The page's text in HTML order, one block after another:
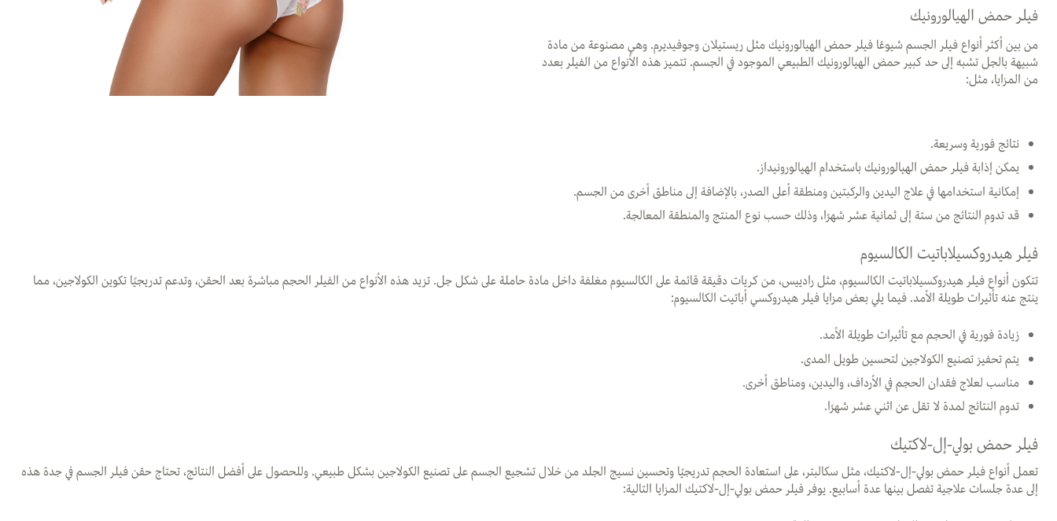
فيلر حمض الهيالورونيك
من بين أكثر أنواع فيلر الجسم شيوعًا فيلر حمض الهيالورونيك مثل ريستيلان وجوفيديرم. وهي مصنوعة من مادة
شبيهة بالجل تشبه إلى حد كبير حمض الهيالورونيك الطبيعي الموجود في الجسم. تتميز هذه الأنواع من الفيلر بعدد
من المزايا، مثل:
نتائج فورية وسريعة.
يمكن إذابة فيلر حمض الهيالورونيك باستخدام الهيالورونيداز.
إمكانية استخدامها في علاج اليدين والركبتين ومنطقة أعلى الصدر، بالإضافة إلى مناطق أخرى من الجسم.
قد تدوم النتائج من ستة إلى ثمانية عشر شهرًا، وذلك حسب نوع المنتج والمنطقة المعالجة.
فيلر هيدروكسيلاباتيت الكالسيوم
تتكون أنواع فيلر هيدروكسيلاباتيت الكالسيوم، مثل رادييس، من كريات دقيقة قائمة على الكالسيوم مغلفة داخل مادة حاملة على شكل جل. تزيد هذه الأنواع من الفيلر الحجم مباشرة بعد الحقن، وتدعم تدريجيًا تكوين الكولاجين، مما
ينتج عنه تأثيرات طويلة الأمد. فيما يلي بعض مزايا فيلر هيدروكسي أباتيت الكالسيوم:
زيادة فورية في الحجم مع تأثيرات طويلة الأمد.
يتم تحفيز تصنيع الكولاجين لتحسين طويل المدى.
مناسب لعلاج فقدان الحجم في الأرداف، واليدين، ومناطق أخرى.
تدوم النتائج لمدة لا تقل عن اثني عشر شهرًا.
فيلر حمض بولي-إل-لاكتيك
تعمل أنواع فيلر حمض بولي-إل-لاكتيك، مثل سكالبتر، على استعادة الحجم تدريجيًا وتحسين نسيج الجلد من خلال تشجيع الجسم على تصنيع الكولاجين بشكل طبيعي. وللحصول على أفضل النتائج، تحتاج حقن فيلر الجسم في جدة هذه
إلى عدة جلسات علاجية تفصل بينها عدة أسابيع. يوفر فيلر حمض بولي-إل-لاكتيك المزايا التالية: